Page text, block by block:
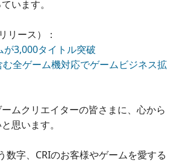
います。
リース）：
が3,000タイトル突破
全ゲーム機対応でゲームビジネス拡
ムクリエイターの皆さまに、心から
思います。
数字、CRIのお客様やゲームを愛する